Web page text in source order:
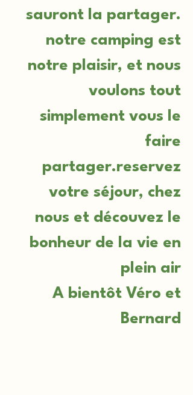
sauront la partager.
notre camping est
notre plaisir, et nous
voulons tout
simplement vous le
faire
partager.reservez
votre séjour, chez
nous et découvez le
bonheur de la vie en
plein air
A bientôt Véro et
Bernard